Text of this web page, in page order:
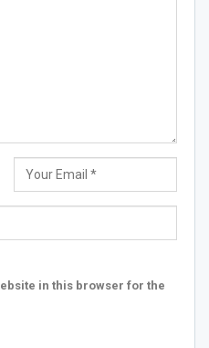
in this browser for the